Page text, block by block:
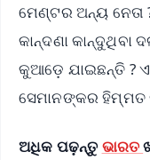
ମେଣ୍ଟର ଅନ୍ୟ
କାନ୍ଦଣା କାନ୍ଦୁଥିବା
କୁଆଡ଼େ ଯାଇଛନ୍ତି ?
ସେମାନଙ୍କର ହିମ୍ମତ
ଅଧିକ ପଢ଼ନ୍ତୁ ଭାରତ